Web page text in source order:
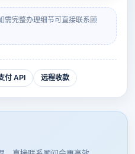
需完整办理细节可直接联系顾
付 API 远程收款